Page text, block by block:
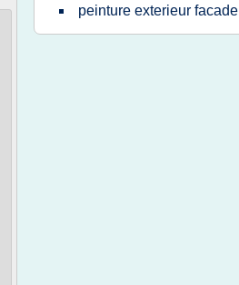
peinture exterieur facade